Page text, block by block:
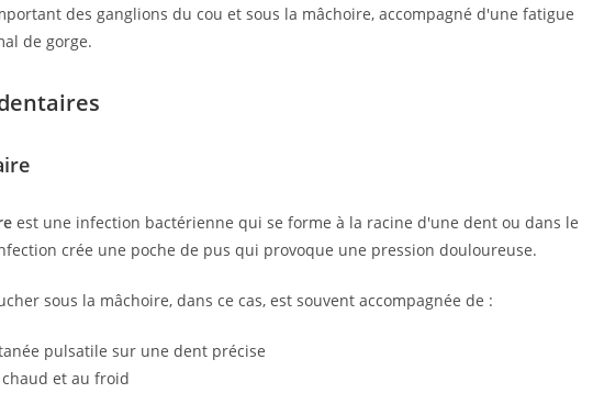
des ganglions du cou et sous la mâchoire, accompagné d'une fatigue
de gorge.
est une infection bactérienne qui se forme à la racine d'une dent ou dans le
crée une poche de pus qui provoque une pression douloureuse.
sous la mâchoire, dans ce cas, est souvent accompagnée de :
pulsatile sur une dent précise
et au froid